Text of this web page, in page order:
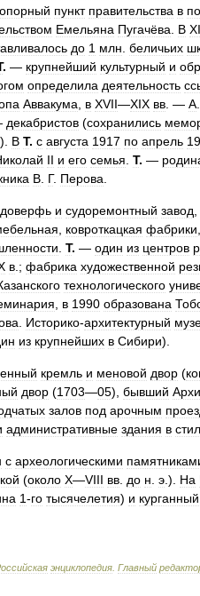
опорный пункт правительства в
Емельяна Пугачёва В
до 1 млн беличьих
. — крупнейший культурный и
определила деятельность
Аввакума в XVII—XIX вв . — А
декабристов (сохранились
). В Т. с августа 1917 по апрель
II и его семья Т. —
В Г. Перова
и судоремонтный завод
ковроткацкая фабрики
Т. — один из центров
в .; фабрика художественной
технологического
в 1990 образована
Историко-архитектурный
из крупнейших в Сибири).
кремль и меновой двор (
двор (1703—05), бывший
залов под арочным
административные здания в
с археологическими
(около X—VIII вв до н э .). На
1-го тысячелетия) и курганный
энциклопедия Главный